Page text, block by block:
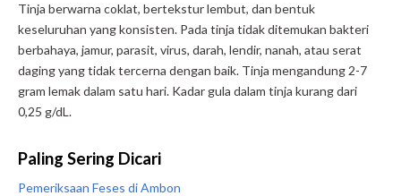
Tinja berwarna coklat, bertekstur lembut, dan bentuk
keseluruhan yang konsisten. Pada tinja tidak ditemukan bakteri
berbahaya, jamur, parasit, virus, darah, lendir, nanah, atau serat
daging yang tidak tercerna dengan baik. Tinja mengandung 2-7
gram lemak dalam satu hari. Kadar gula dalam tinja kurang dari
0,25 g/dL.
Paling Sering Dicari
Pemeriksaan Feses di Ambon